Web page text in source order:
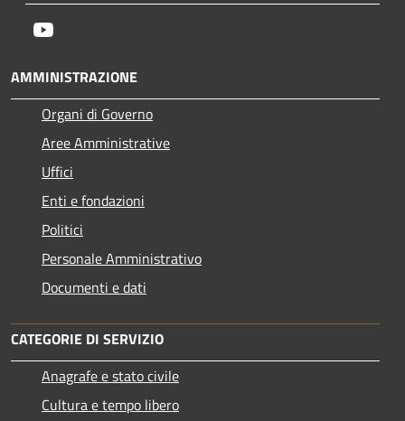
AMMINISTRAZIONE
Organi di Governo
Aree Amministrative
Uffici
Enti e fondazioni
Politici
Personale Amministrativo
Documenti e dati
CATEGORIE DI SERVIZIO
Anagrafe e stato civile
Cultura e tempo libero